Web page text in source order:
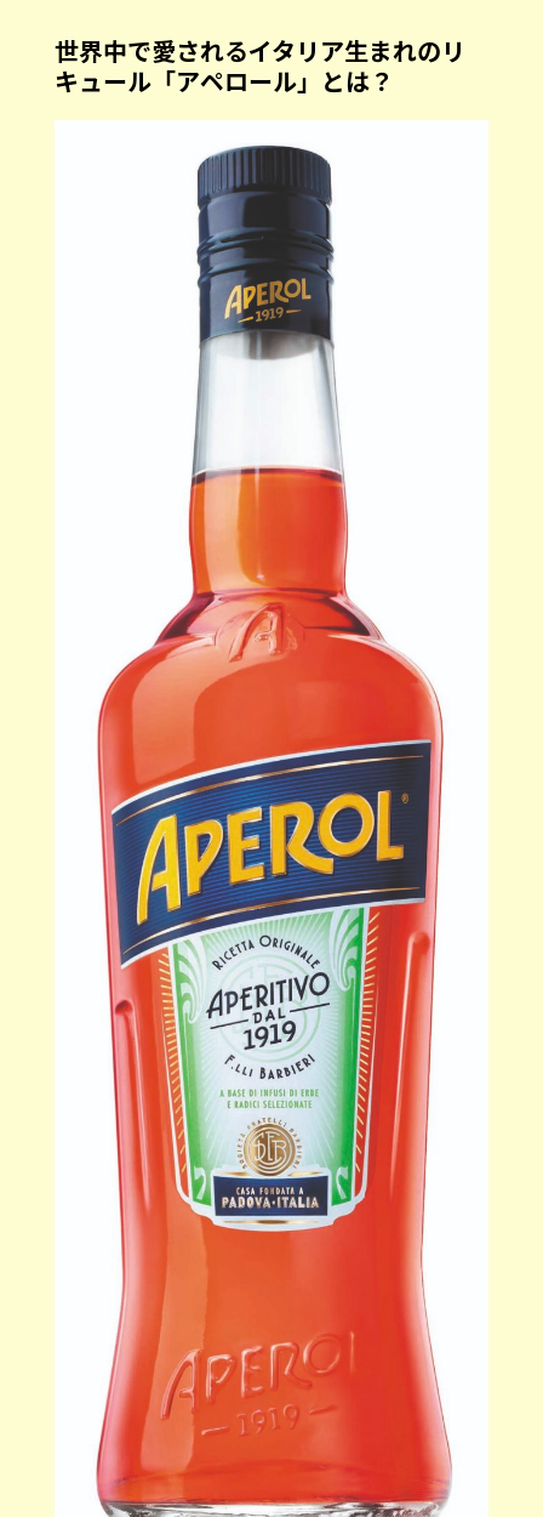
世界中で愛されるイタリア生まれのリ
キュール「アペロール」とは？